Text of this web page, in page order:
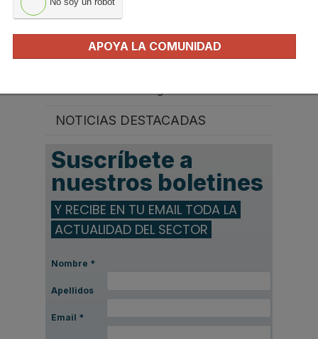
Instalaciones de energía solar
Energía solar térmica
NOTICIAS DESTACADAS
Suscríbete a
nuestros boletines
Y RECIBE EN TU EMAIL TODA LA
ACTUALIDAD DEL SECTOR
Nombre *
Apellidos
Email *
APOYA LA COMUNIDAD